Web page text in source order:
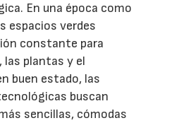
En una época como
espacios verdes
constante para
las plantas y el
buen estado, las
buscan
sencillas, cómodas